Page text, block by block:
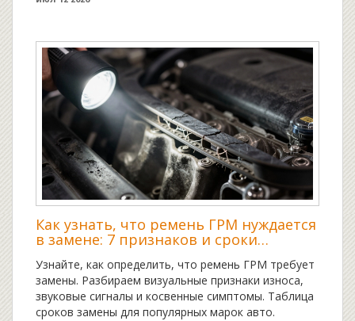
Как узнать, что ремень ГРМ нуждается
в замене: 7 признаков и сроки
обслуживания
Узнайте, как определить, что ремень ГРМ требует
замены. Разбираем визуальные признаки износа,
звуковые сигналы и косвенные симптомы. Таблица
сроков замены для популярных марок авто.